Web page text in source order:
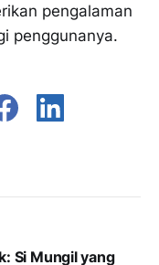
pengalaman
penggunanya.
Si Mungil yang